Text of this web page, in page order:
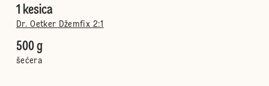
1 kesica
Dr. Oetker Džemfix 2:1
500 g
šećera